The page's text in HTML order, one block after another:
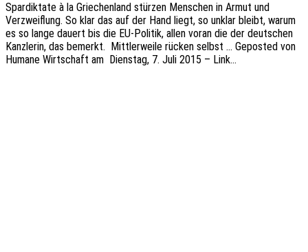
Spar­dik­ta­te à la Grie­chen­land stür­zen Menschen in Armut und
Verzweif­lung. So klar das auf der Hand liegt, so unklar bleibt, warum
es so lange dauert bis die EU-Poli­­tik, allen voran die der deut­schen
Kanz­le­rin, das bemerkt. Mitt­ler­wei­le rücken selbst … Gepos­ted von
Humane Wirt­schaft am Diens­tag, 7. Juli 2015 – Link…